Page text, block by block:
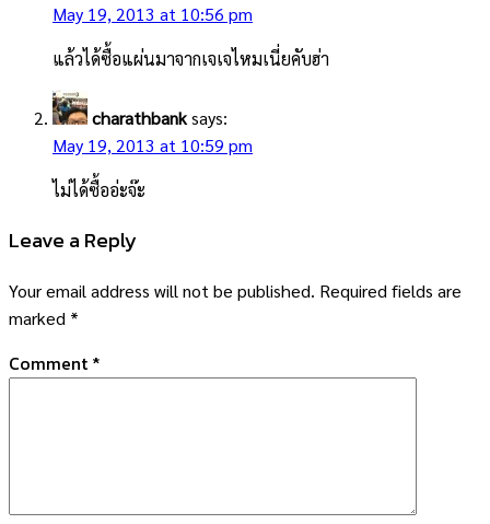
May 19, 2013 at 10:56 pm
แล้วได้ซื้อแผ่นมาจากเจเจไหมเนี่ยคับฮ่า
charathbanksays:
May 19, 2013 at 10:59 pm
ไม่ได้ซื้ออ่ะจ๊ะ
Leave a Reply
Your email address will not be published. Required fields are
marked *
Comment *